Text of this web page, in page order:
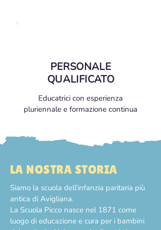
PERSONALE
QUALIFICATO
Educatrici con esperienza
pluriennale e formazione continua
LA NOSTRA STORIA
Siamo la scuola dell’infanzia paritaria più
antica di Avigliana.
La Scuola Picco nasce nel 1871 come
luogo di educazione e cura per i bambini